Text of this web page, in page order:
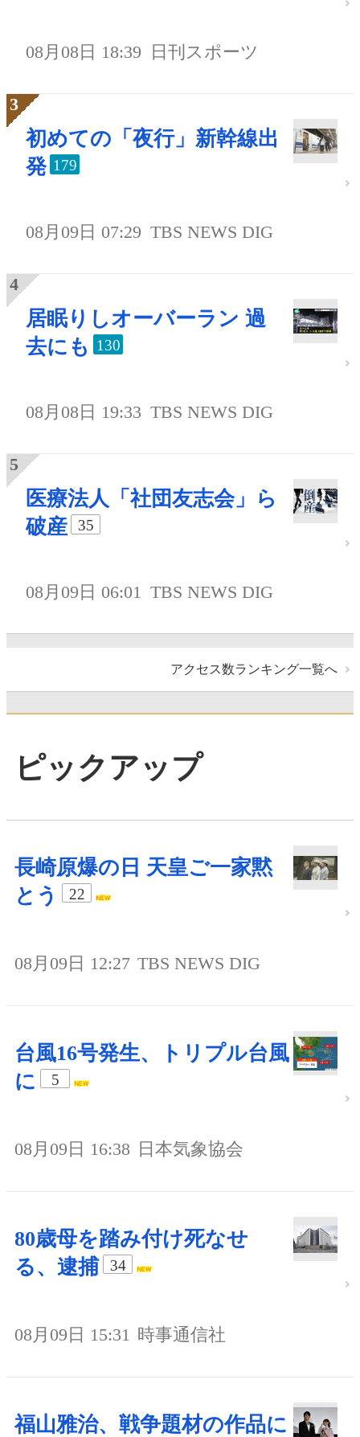
08月08日 18:39 日刊スポーツ
初めての「夜行」新幹線出
発 179
08月09日 07:29 TBS NEWS DIG
居眠りしオーバーラン 過
去にも
130
08月08日 19:33 TBS NEWS DIG
医療法人「社団友志会」ら
破産
35
08月09日 06:01 TBS NEWS DIG
アクセス数ランキング一覧へ
ピックアップ
長崎原爆の日 天皇ご一家黙
とう
22
08月09日 12:27 TBS NEWS DIG
台風16号発生、トリプル台風
に
5
08月09日 16:38 日本気象協会
80歳母を踏み付け死なせ
る、逮捕
34
08月09日 15:31 時事通信社
福山雅治、戦争題材の作品に